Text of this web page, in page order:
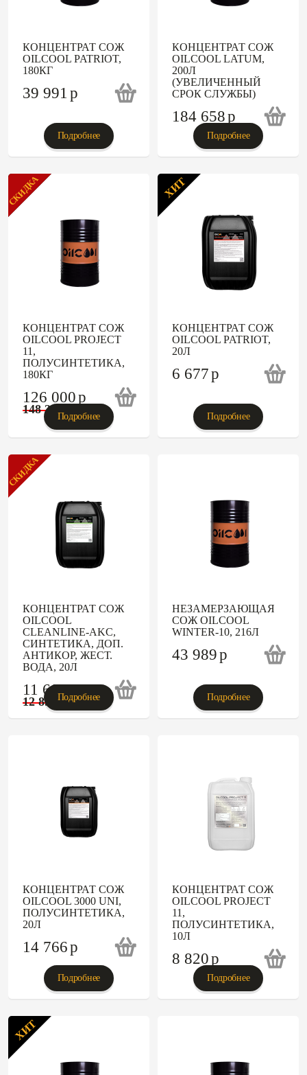
КОНЦЕНТРАТ СОЖ
OILCOOL PATRIOT,
180КГ
39 991p
Подробнее
КОНЦЕНТРАТ СОЖ
OILCOOL LATUM,
200Л
(УВЕЛИЧЕННЫЙ
СРОК СЛУЖБЫ)
184 658p
Подробнее
ХИТ
СКИДКА
КОНЦЕНТРАТ СОЖ
OILCOOL PROJECT
11,
ПОЛУСИНТЕТИКА,
180КГ
126 000p
148 235
Подробнее
ХИТ
КОНЦЕНТРАТ СОЖ
OILCOOL PATRIOT,
20Л
6 677p
Подробнее
СКИДКА
КОНЦЕНТРАТ СОЖ
OILCOOL
CLEANLINE-AKC,
СИНТЕТИКА, ДОП.
АНТИКОР, ЖЕСТ.
ВОДА, 20Л
11 606p
12 895p
Подробнее
НЕЗАМЕРЗАЮЩАЯ
СОЖ OILCOOL
WINTER-10, 216Л
43 989p
Подробнее
КОНЦЕНТРАТ СОЖ
OILCOOL 3000 UNI,
ПОЛУСИНТЕТИКА,
20Л
14 766p
Подробнее
КОНЦЕНТРАТ СОЖ
OILCOOL PROJECT
11,
ПОЛУСИНТЕТИКА,
10Л
8 820p
Подробнее
ХИТ